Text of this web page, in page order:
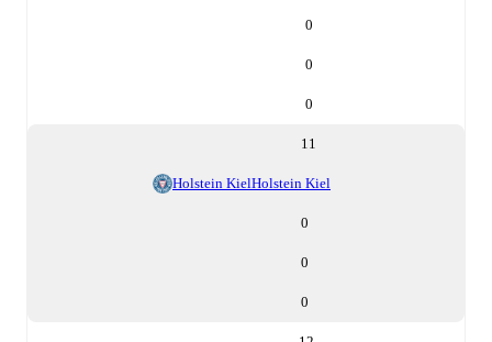
0
0
0
11
Holstein KielHolstein Kiel
0
0
0